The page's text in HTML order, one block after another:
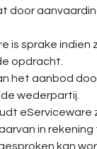
door
is sprake
opdracht.
het aanbod
wederpartij.
in
kan